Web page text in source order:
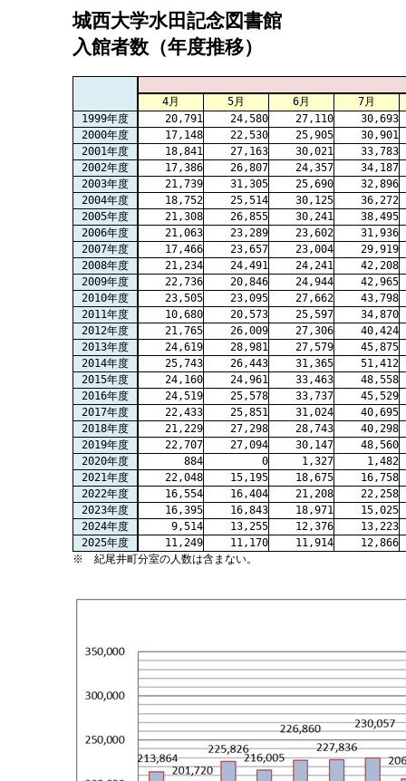
城西大学水田記念図書館
入館者数（年度推移）
4月 5月 6月
7月
1999年度
20,791 24,580 27,110
30,693
2000年度
17,148 22,530 25,905
30,901
2001年度
18,841 27,163 30,021
33,783
2002年度
17,386 26,807 24,357
34,187
2003年度
21,739 31,305 25,690
32,896
2004年度
18,752 25,514 30,125
36,272
2005年度
21,308 26,855 30,241
38,495
2006年度
21,063 23,289 23,602
31,936
2007年度
17,466 23,657 23,004
29,919
2008年度
21,234 24,491 24,241
42,208
2009年度
22,736 20,846 24,944
42,965
2010年度
23,505 23,095 27,662
43,798
2011年度
10,680 20,573 25,597
34,870
2012年度
21,765 26,009 27,306
40,424
2013年度
24,619 28,981 27,579
45,875
2014年度
25,743 26,443 31,365
51,412
2015年度
24,160 24,961 33,463
48,558
2016年度
24,519 25,578 33,737
45,529
2017年度
22,433 25,851 31,024
40,695
2018年度
21,229 27,298 28,743
40,298
2019年度
22,707 27,094 30,147
48,560
2020年度
884 0 1,327
1,482
2021年度
22,048 15,195 18,675
16,758
2022年度
16,554 16,404 21,208
22,258
2023年度
16,395 16,843 18,971
15,025
2024年度
9,514 13,255 12,376
13,223
2025年度
11,249 11,170 11,914
12,866
※ 紀尾井町分室の人数は含まない。